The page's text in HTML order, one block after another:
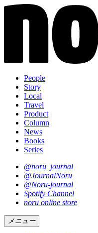
People
Story
Local
Travel
Product
Column
News
Books
Series
@noru_journal
@JournalNoru
@Noru-journal
Spotify Channel
noru online store
メニュー